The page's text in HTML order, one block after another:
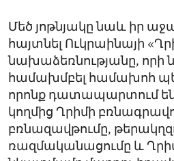
Մեծ յոթնյակը նաև իր
հայտնել Ուկրաինայի
նախաձեռնությանը,
համախմբել համախոհ
որոնք դատապարտում
կողմից Ղրիմի
բռնազավթումը,
ռազմականացումը և